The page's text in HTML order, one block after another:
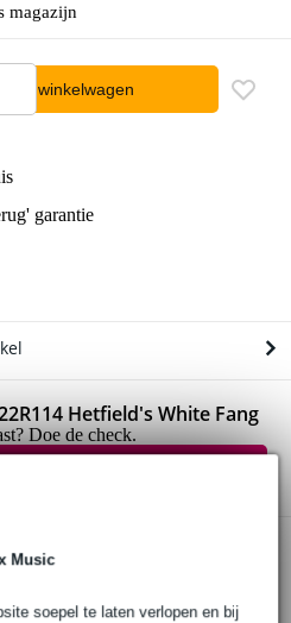
Music
soepel te laten verlopen en bij
magazijn
In winkelwagen
garantie
Hetfield's White Fang
Doe de check.